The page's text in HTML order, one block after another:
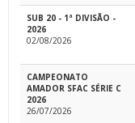
SUB 20 - 1ª DIVISÃO -
2026
02/08/2026
CAMPEONATO
AMADOR SFAC SÉRIE C
2026
26/07/2026